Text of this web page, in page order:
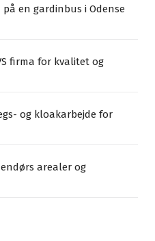
en gardinbus i Odense
firma for kvalitet og
og kloakarbejde for
arealer og